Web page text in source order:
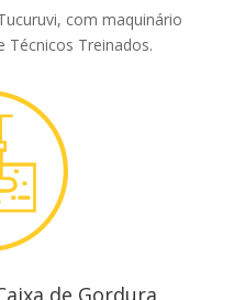
com maquinário
Técnicos Treinados.
de Gordura